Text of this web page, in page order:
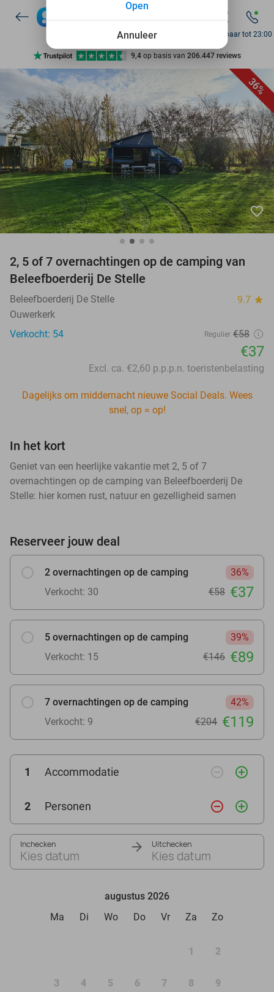
7 dagen per week beschikbaar
10+ miljoen leden
9,4 op basis van 206.447 reviews
Ontdek 15.000+ deals
7 dagen per week beschikbaar
10+ miljoen leden
Bereikbaar tot 23:00
36%
favorite_border
2, 5 of 7 overnachtingen op de camping van
Beleefboerderij De Stelle
Beleefboerderij De Stelle 9.7 star
Ouwerkerk
Verkocht: 54
Regulier €58
€37
Excl. ca. €2,60 p.p.p.n. toeristenbelasting
Dagelijks om middernacht nieuwe Social Deals. Wees
snel, op = op!
In het kort
Geniet van een heerlijke vakantie met 2, 5 of 7
overnachtingen op de camping van Beleefboerderij De
Stelle: hier komen rust, natuur en gezelligheid samen
Reserveer jouw deal
2 overnachtingen op de camping
36%
Verkocht: 30
€58 €37
5 overnachtingen op de camping
39%
Verkocht: 15
€146 €89
7 overnachtingen op de camping
42%
Verkocht: 9
€204 €119
1 Accommodatie remove_circle_outline add_circle_outline
2 Personen remove_circle_outline add_circle_outline
Inchecken
Kies datum
Uitchecken
Kies datum
augustus 2026
Ma
Di Wo Do Vr Za Zo
1 2
3 4 5 6 7 8 9
Annuleer
Open